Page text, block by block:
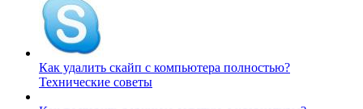
Как удалить скайп с компьютера полностью?
Технические советы